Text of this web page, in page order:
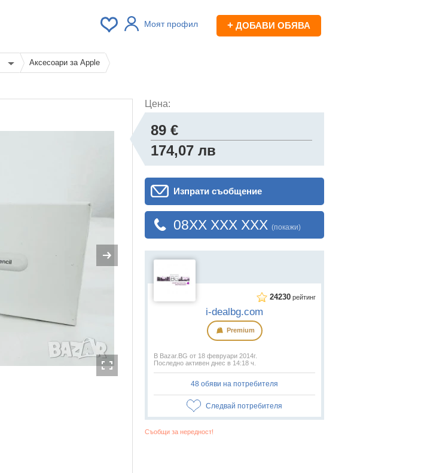
Моят профил + ДОБАВИ ОБЯВА
Аксесоари за Apple
Цена:
89 €
174,07 лв
Изпрати съобщение
08XX XXX XXX (покажи)
24230 рейтинг
i-dealbg.com
Premium
В Bazar.BG от 18 февруари 2014г.
Последно активен днес в 14:18 ч.
48 обяви на потребителя
Следвай потребителя
Съобщи за нередност!